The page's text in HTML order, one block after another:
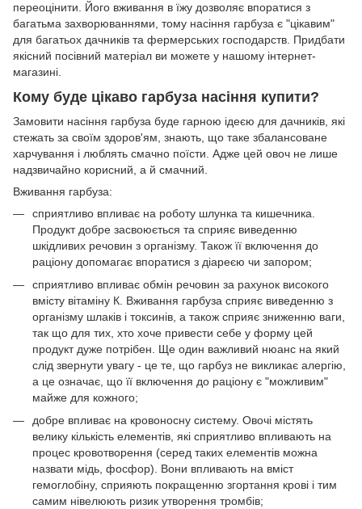
переоцінити. Його вживання в їжу дозволяє впоратися з
багатьма захворюваннями, тому насіння гарбуза є "цікавим"
для багатьох дачників та фермерських господарств. Придбати
якісний посівний матеріал ви можете у нашому інтернет-
магазині.
Кому буде цікаво гарбуза насіння купити?
Замовити насіння гарбуза буде гарною ідеєю для дачників, які
стежать за своїм здоров'ям, знають, що таке збалансоване
харчування і люблять смачно поїсти. Адже цей овоч не лише
надзвичайно корисний, а й смачний.
Вживання гарбуза:
сприятливо впливає на роботу шлунка та кишечника.
Продукт добре засвоюється та сприяє виведенню
шкідливих речовин з організму. Також її включення до
раціону допомагає впоратися з діареєю чи запором;
сприятливо впливає обмін речовин за рахунок високого
вмісту вітаміну К. Вживання гарбуза сприяє виведенню з
організму шлаків і токсинів, а також сприяє зниженню ваги,
так що для тих, хто хоче привести себе у форму цей
продукт дуже потрібен. Ще один важливий нюанс на який
слід звернути увагу - це те, що гарбуз не викликає алергію,
а це означає, що її включення до раціону є "можливим"
майже для кожного;
добре впливає на кровоносну систему. Овочі містять
велику кількість елементів, які сприятливо впливають на
процес кровотворення (серед таких елементів можна
назвати мідь, фосфор). Вони впливають на вміст
гемоглобіну, сприяють покращенню згортання крові і тим
самим нівелюють ризик утворення тромбів;